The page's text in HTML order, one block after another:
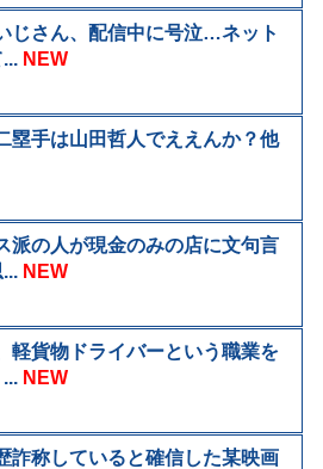
じさん、配信中に号泣…ネット
NEW
塁手は山田哲人でええんか？他
派の人が現金のみの店に文句言
NEW
軽貨物ドライバーという職業を
NEW
詐称していると確信した某映画